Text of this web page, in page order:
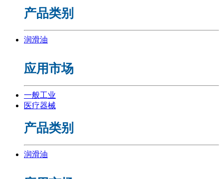
产品类别
润滑油
应用市场
一般工业
医疗器械
产品类别
润滑油